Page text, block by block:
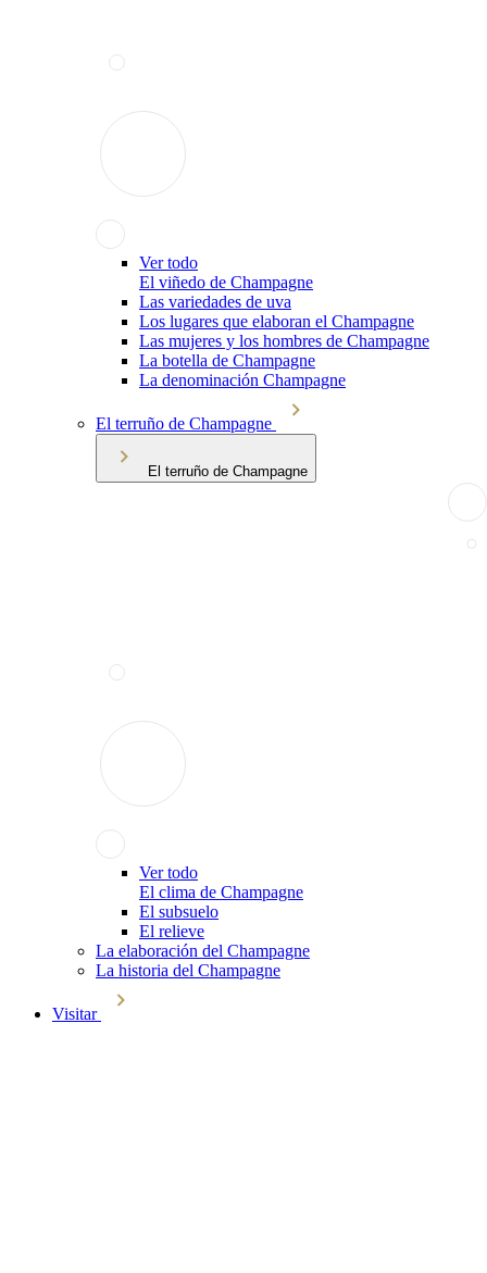
Ver todo
El viñedo de Champagne
Las variedades de uva
Los lugares que elaboran el Champagne
Las mujeres y los hombres de Champagne
La botella de Champagne
La denominación Champagne
El terruño de Champagne
El terruño de Champagne
Ver todo
El clima de Champagne
El subsuelo
El relieve
La elaboración del Champagne
La historia del Champagne
Visitar